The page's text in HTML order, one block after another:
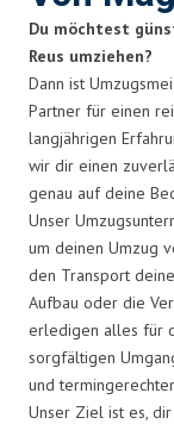
Du möchtest
Reus umziehen?
Dann ist
Partner für einen
langjährigen
wir dir einen
genau auf deine
Unser
um deinen Umzug
den Transport
Aufbau oder die
erledigen alles für
sorgfältigen
und
Unser Ziel ist es,